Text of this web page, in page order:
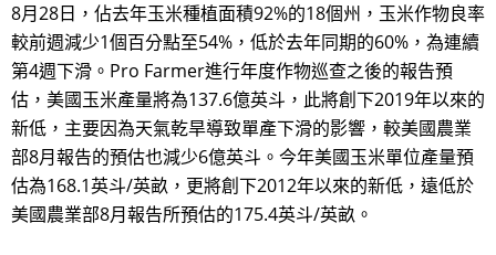
8月28日，佔去年玉米種植面積92%的18個州，玉米作物良率
較前週減少1個百分點至54%，低於去年同期的60%，為連續
第4週下滑。Pro Farmer進行年度作物巡查之後的報告預
估，美國玉米產量將為137.6億英斗，此將創下2019年以來的
新低，主要因為天氣乾旱導致單產下滑的影響，較美國農業
部8月報告的預估也減少6億英斗。今年美國玉米單位產量預
估為168.1英斗/英畝，更將創下2012年以來的新低，遠低於
美國農業部8月報告所預估的175.4英斗/英畝。